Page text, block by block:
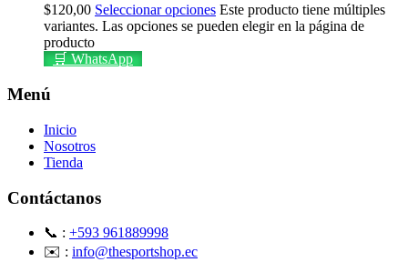
$120,00 Seleccionar opciones Este producto tiene múltiples
variantes. Las opciones se pueden elegir en la página de
producto
🛒 WhatsApp
Menú
Inicio
Nosotros
Tienda
Contáctanos
📞 : +593 961889998
✉️ : info@thesportshop.ec